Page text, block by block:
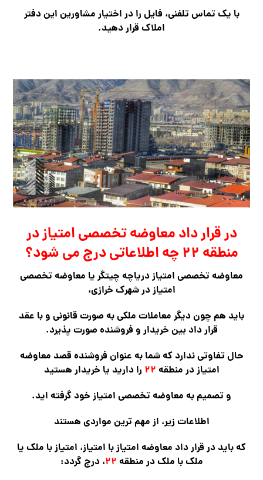
با یک تماس تلفنی، فایل را در اختیار مشاورین این دفتر
املاک قرار دهید.
در قرار داد معاوضه تخصصی امتیاز در
منطقه ۲۲ چه اطلاعاتی درج می شود؟
معاوضه تخصصی امتیاز دریاچه چیتگر یا معاوضه تخصصی
امتیاز در شهرک خرازی،
باید هم چون دیگر معاملات ملکی به صورت قانونی و با عقد
قرار داد بین خریدار و فروشنده صورت پذیرد.
حال تفاوتی ندارد که شما به عنوان فروشنده قصد معاوضه
امتیاز در منطقه ۲۲ را دارید یا خریدار هستید
و تصمیم به معاوضه تخصصی امتیاز خود گرفته اید.
اطلاعات زیر، از مهم ترین مواردی هستند
که باید در قرار داد معاوضه امتیاز با امتیاز، امتیاز با ملک یا
ملک با ملک در منطقه ۲۲، درج گردد: